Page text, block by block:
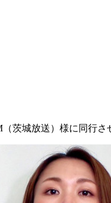
茨城放送）様に同行